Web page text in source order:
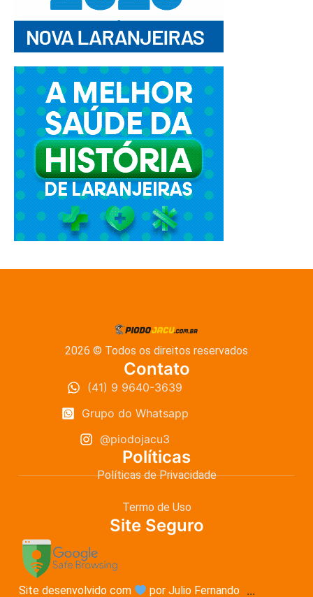
2026 © Todos os direitos reservados
Contato
(41) 9 9640-3639
Grupo do Whatsapp
@piodojacu3
Políticas
Políticas de Privacidade
Termo de Uso
Site Seguro
Site desenvolvido com por Julio Fernando ...